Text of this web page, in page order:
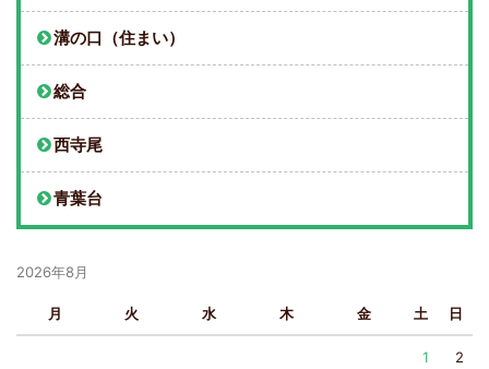
溝の口（住まい）
総合
西寺尾
青葉台
2026年8月
月 火 水 木 金 土 日
1 2